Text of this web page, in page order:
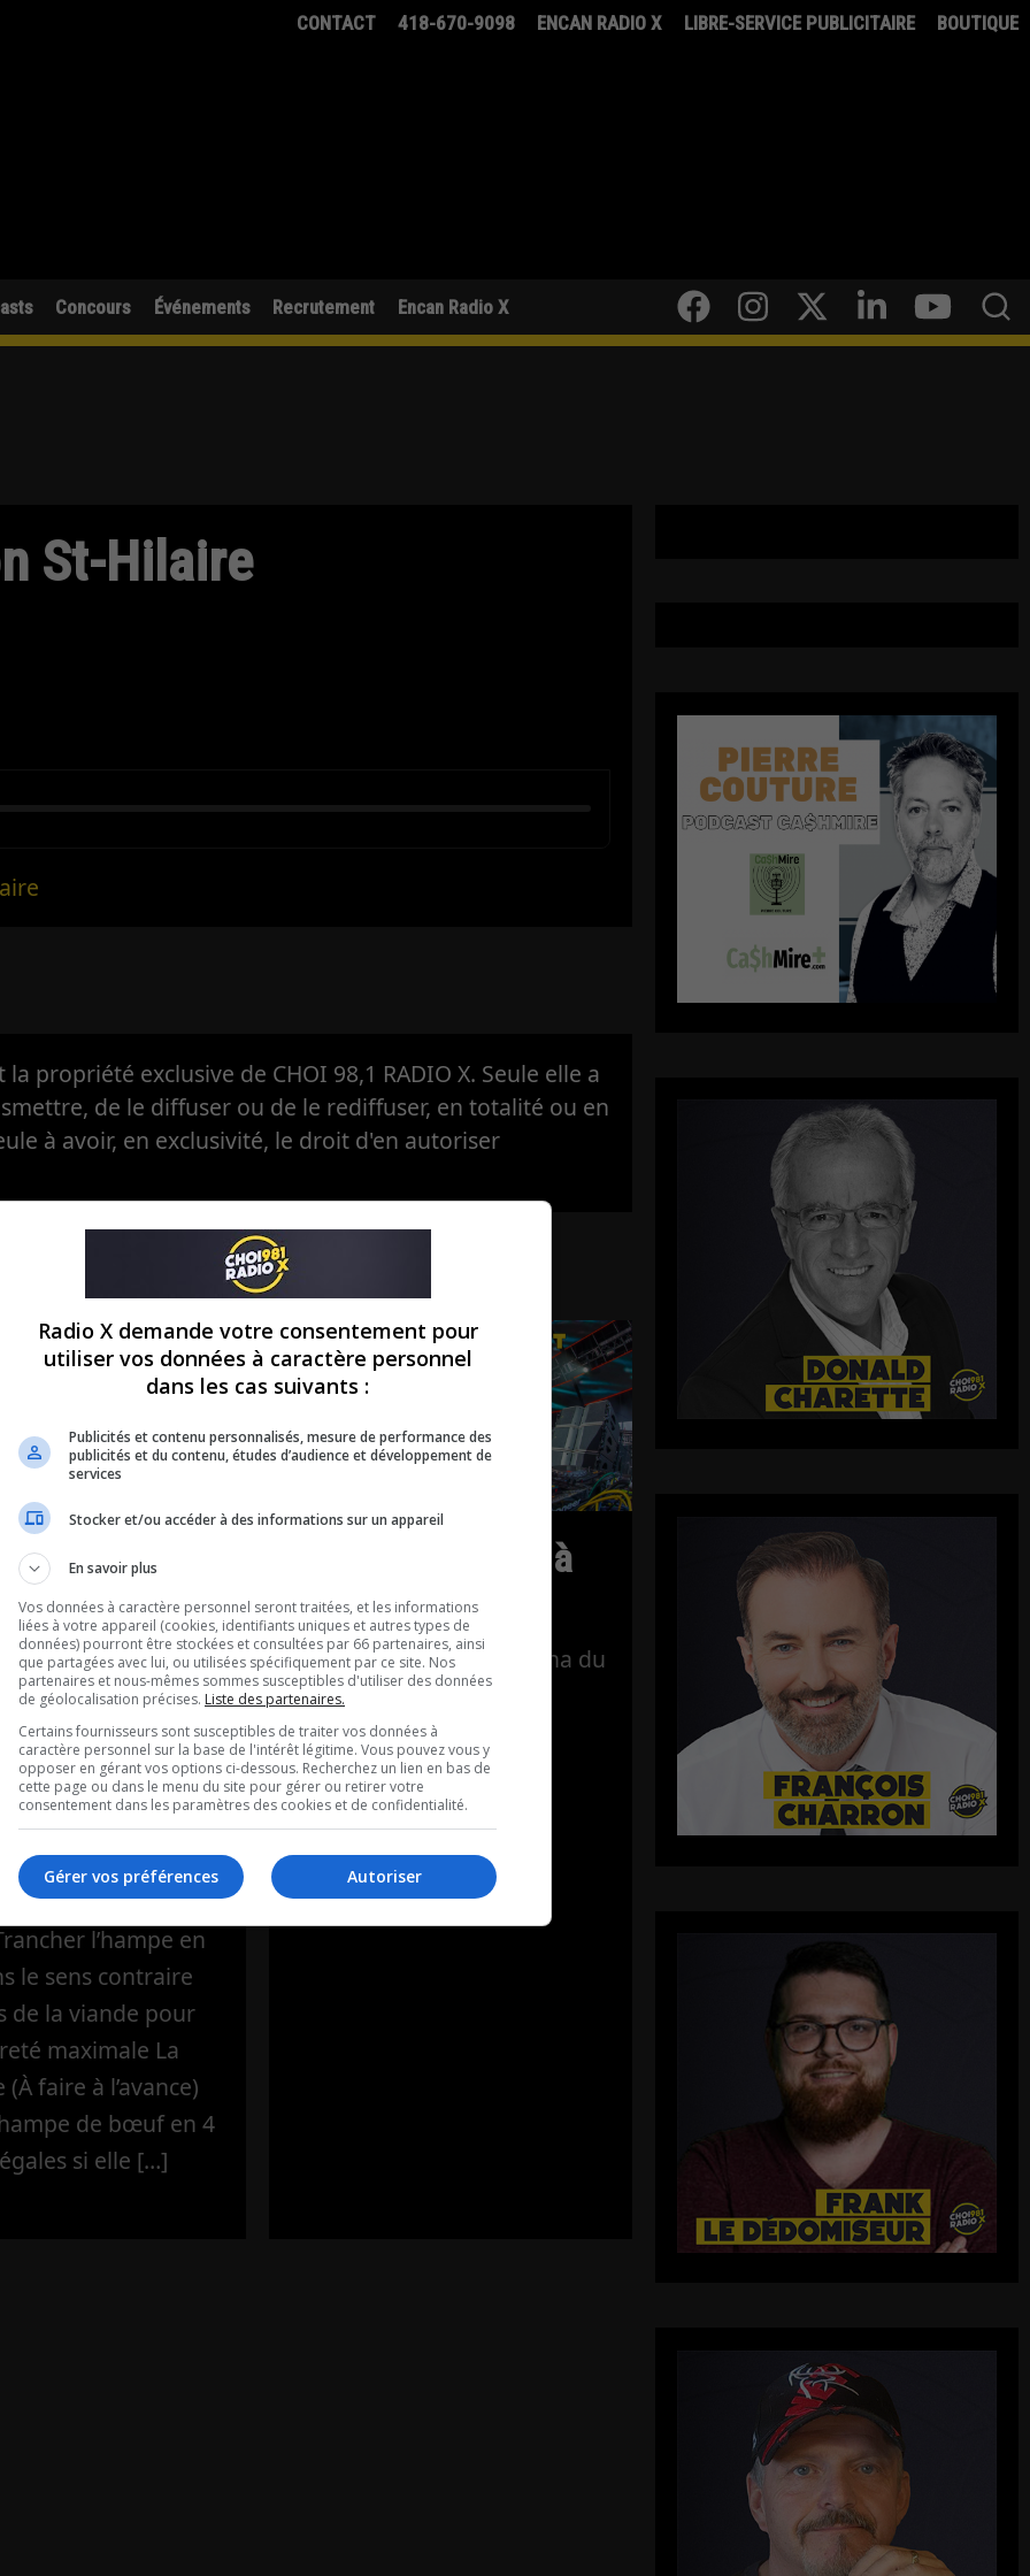
CONTACT 418-670-9098 ENCAN RADIO X LIBRE-SERVICE PUBLICITAIRE BOUTIQUE
Concours Événements Recrutement Encan Radio X
St-Hilaire
propriété exclusive de CHOI 98,1 RADIO X. Seule elle a
de le diffuser ou de le rediffuser, en totalité ou en
à avoir, en exclusivité, le droit d'en autoriser
L’hampe
marinée au
de Frédéric
La recette de la
de bœuf
vin rougePour la
l’hampe en
le sens contraire
de la viande pour
maximale La
faire à l’avance)
de bœuf en 4
si elle […]
Tiësto débarque à
Québec!
entretient avec Axel Vézina du
unity électro fest
Radio X demande votre consentement pour
utiliser vos données à caractère personnel
dans les cas suivants :
Publicités et contenu personnalisés, mesure de performance des
publicités et du contenu, études d’audience et développement de
services
Stocker et/ou accéder à des informations sur un appareil
En savoir plus
Vos données à caractère personnel seront traitées, et les informations
liées à votre appareil (cookies, identifiants uniques et autres types de
données) pourront être stockées et consultées par 66 partenaires, ainsi
que partagées avec lui, ou utilisées spécifiquement par ce site. Nos
partenaires et nous-mêmes sommes susceptibles d'utiliser des données
de géolocalisation précises. Liste des partenaires.
Certains fournisseurs sont susceptibles de traiter vos données à
caractère personnel sur la base de l'intérêt légitime. Vous pouvez vous y
opposer en gérant vos options ci-dessous. Recherchez un lien en bas de
cette page ou dans le menu du site pour gérer ou retirer votre
consentement dans les paramètres des cookies et de confidentialité.
Autoriser
Gérer vos préférences